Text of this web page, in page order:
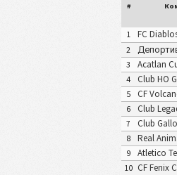
#
1 FC
2
КАФЕССА
3
Acatlan
FC
4
Club HO
FC
5
CF
Deportivo
6
Club
Centenario
7
Club
8
Real
CF
9
Atletico
10 CF Fenix